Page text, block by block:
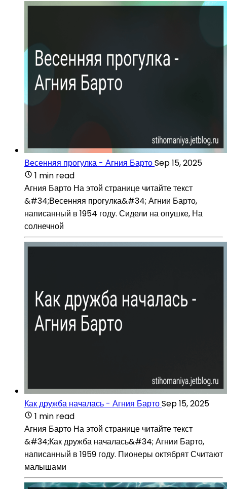
Весенняя прогулка - Агния БартоSep 15, 2025
1 min read
Агния Барто На этой странице читайте текст
&#34;Весенняя прогулка&#34; Агнии Барто,
написанный в 1954 году. Сидели на опушке, На
солнечной
Как дружба началась - Агния БартоSep 15, 2025
1 min read
Агния Барто На этой странице читайте текст
&#34;Как дружба началась&#34; Агнии Барто,
написанный в 1959 году. Пионеры октябрят Считают
малышами